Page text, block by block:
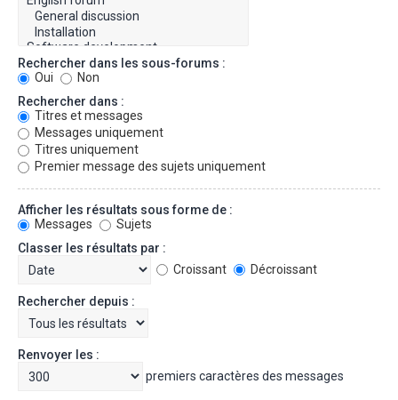
Rechercher dans les sous-forums :
Oui
Non
Rechercher dans :
Titres et messages
Messages uniquement
Titres uniquement
Premier message des sujets uniquement
Afficher les résultats sous forme de :
Messages
Sujets
Classer les résultats par :
Croissant
Décroissant
Rechercher depuis :
Renvoyer les :
premiers caractères des messages